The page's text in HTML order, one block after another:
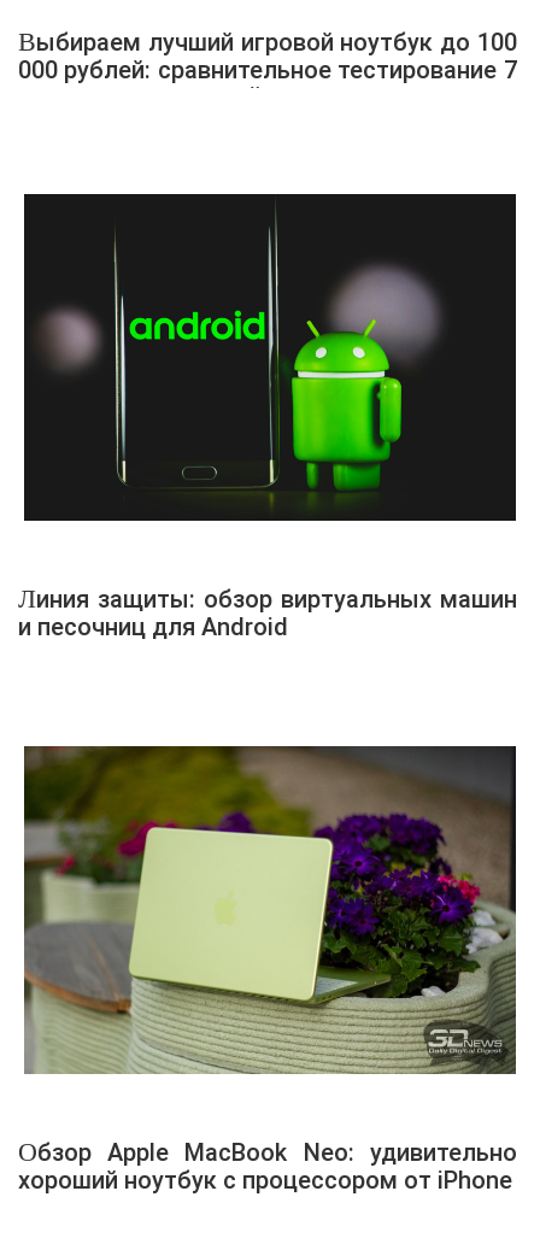
Выбираем лучший игровой ноутбук до 100
000 рублей: сравнительное тестирование 7
интересных моделей
Линия защиты: обзор виртуальных машин
и песочниц для Android
Обзор Apple MacBook Neo: удивительно
хороший ноутбук с процессором от iPhone